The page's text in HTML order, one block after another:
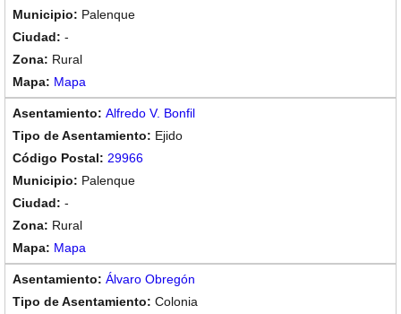
Palenque
-
Rural
Mapa
Alfredo V. Bonfil
Ejido
29966
Palenque
-
Rural
Mapa
Álvaro Obregón
Colonia